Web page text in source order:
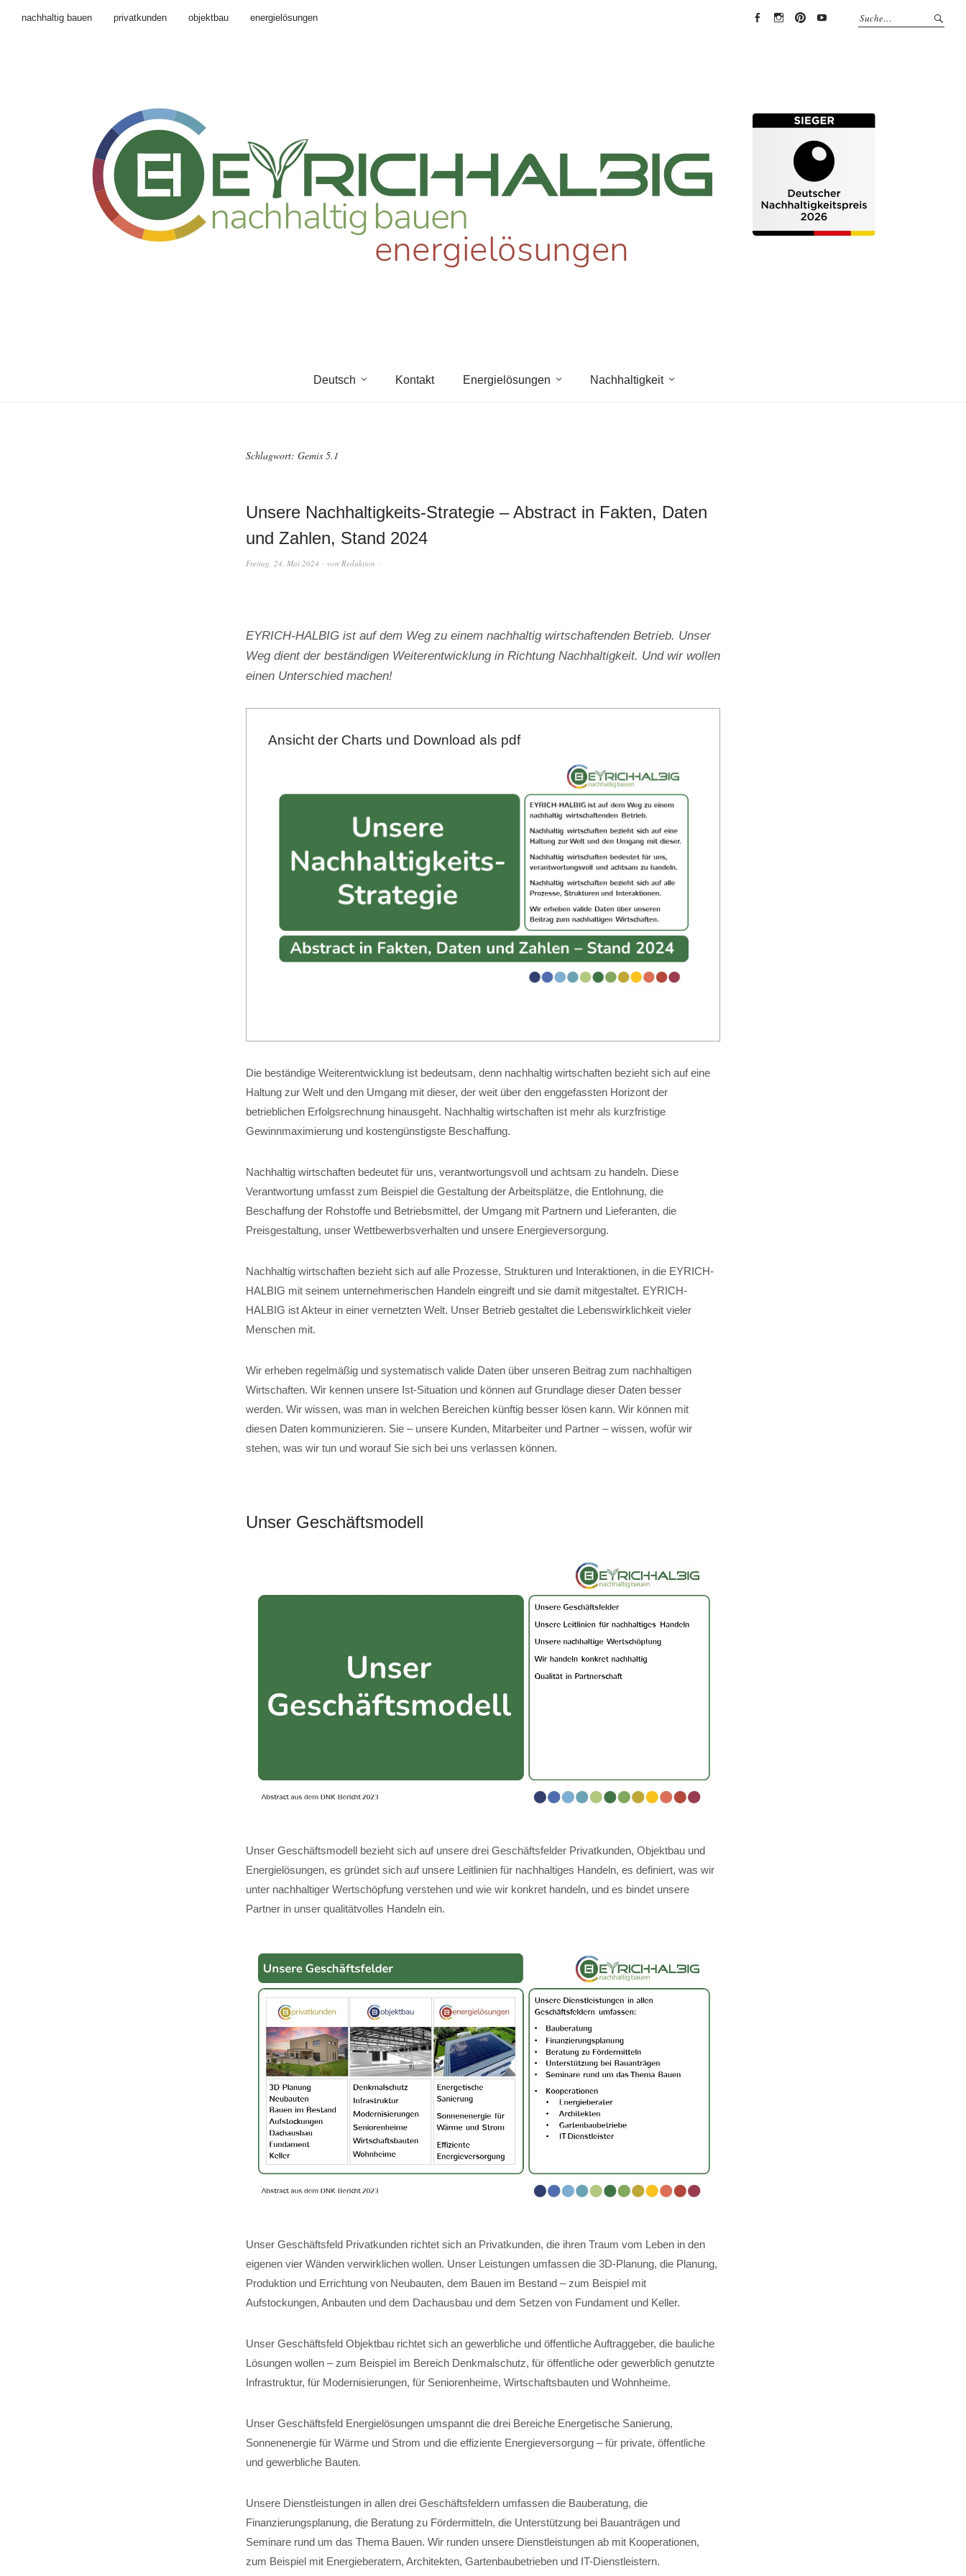
nachhaltig bauen privatkunden objektbau
energielösungen
Deutsch Kontakt Energielösungen Nachhaltigkeit
Schlagwort: Gemis 5.1
Unsere Nachhaltigkeits-Strategie – Abstract in Fakten, Daten
und Zahlen, Stand 2024
Freitag, 24. Mai 2024 von Redaktion
EYRICH-HALBIG ist auf dem Weg zu einem nachhaltig wirtschaftenden Betrieb. Unser
Weg dient der beständigen Weiterentwicklung in Richtung Nachhaltigkeit. Und wir wollen
einen Unterschied machen!
Ansicht der Charts und Download als pdf
Die beständige Weiterentwicklung ist bedeutsam, denn nachhaltig wirtschaften bezieht sich auf eine
Haltung zur Welt und den Umgang mit dieser, der weit über den enggefassten Horizont der
betrieblichen Erfolgsrechnung hinausgeht. Nachhaltig wirtschaften ist mehr als kurzfristige
Gewinnmaximierung und kostengünstigste Beschaffung.
Nachhaltig wirtschaften bedeutet für uns, verantwortungsvoll und achtsam zu handeln. Diese
Verantwortung umfasst zum Beispiel die Gestaltung der Arbeitsplätze, die Entlohnung, die
Beschaffung der Rohstoffe und Betriebsmittel, der Umgang mit Partnern und Lieferanten, die
Preisgestaltung, unser Wettbewerbsverhalten und unsere Energieversorgung.
Nachhaltig wirtschaften bezieht sich auf alle Prozesse, Strukturen und Interaktionen, in die EYRICH-
HALBIG mit seinem unternehmerischen Handeln eingreift und sie damit mitgestaltet. EYRICH-
HALBIG ist Akteur in einer vernetzten Welt. Unser Betrieb gestaltet die Lebenswirklichkeit vieler
Menschen mit.
Wir erheben regelmäßig und systematisch valide Daten über unseren Beitrag zum nachhaltigen
Wirtschaften. Wir kennen unsere Ist-Situation und können auf Grundlage dieser Daten besser
werden. Wir wissen, was man in welchen Bereichen künftig besser lösen kann. Wir können mit
diesen Daten kommunizieren. Sie – unsere Kunden, Mitarbeiter und Partner – wissen, wofür wir
stehen, was wir tun und worauf Sie sich bei uns verlassen können.
Unser Geschäftsmodell
Unser Geschäftsmodell bezieht sich auf unsere drei Geschäftsfelder Privatkunden, Objektbau und
Energielösungen, es gründet sich auf unsere Leitlinien für nachhaltiges Handeln, es definiert, was wir
unter nachhaltiger Wertschöpfung verstehen und wie wir konkret handeln, und es bindet unsere
Partner in unser qualitätvolles Handeln ein.
Unser Geschäftsfeld Privatkunden richtet sich an Privatkunden, die ihren Traum vom Leben in den
eigenen vier Wänden verwirklichen wollen. Unser Leistungen umfassen die 3D-Planung, die Planung,
Produktion und Errichtung von Neubauten, dem Bauen im Bestand – zum Beispiel mit
Aufstockungen, Anbauten und dem Dachausbau und dem Setzen von Fundament und Keller.
Unser Geschäftsfeld Objektbau richtet sich an gewerbliche und öffentliche Auftraggeber, die bauliche
Lösungen wollen – zum Beispiel im Bereich Denkmalschutz, für öffentliche oder gewerblich genutzte
Infrastruktur, für Modernisierungen, für Seniorenheime, Wirtschaftsbauten und Wohnheime.
Unser Geschäftsfeld Energielösungen umspannt die drei Bereiche Energetische Sanierung,
Sonnenenergie für Wärme und Strom und die effiziente Energieversorgung – für private, öffentliche
und gewerbliche Bauten.
Unsere Dienstleistungen in allen drei Geschäftsfeldern umfassen die Bauberatung, die
Finanzierungsplanung, die Beratung zu Fördermitteln, die Unterstützung bei Bauanträgen und
Seminare rund um das Thema Bauen. Wir runden unsere Dienstleistungen ab mit Kooperationen,
zum Beispiel mit Energieberatern, Architekten, Gartenbaubetrieben und IT-Dienstleistern.